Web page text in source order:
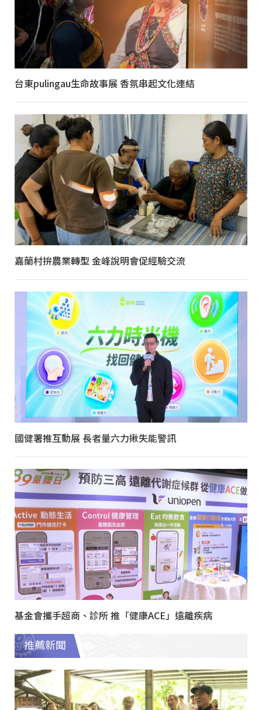
台東pulingau生命故事展 香氛串起文化連結
嘉蘭村拚農業轉型 金峰說明會促經驗交流
國健署推互動展 長者量六力揪失能警訊
基金會攜手超商、診所 推「健康ACE」遠離疾病
推薦新聞